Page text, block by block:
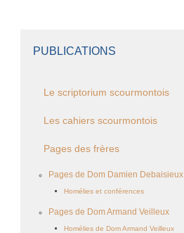
PUBLICATIONS
Le scriptorium scourmontois
Les cahiers scourmontois
Pages des frères
Pages de Dom Damien Debaisieux
Homélies et conférences
Pages de Dom Armand Veilleux
Homélies de Dom Armand Veilleux